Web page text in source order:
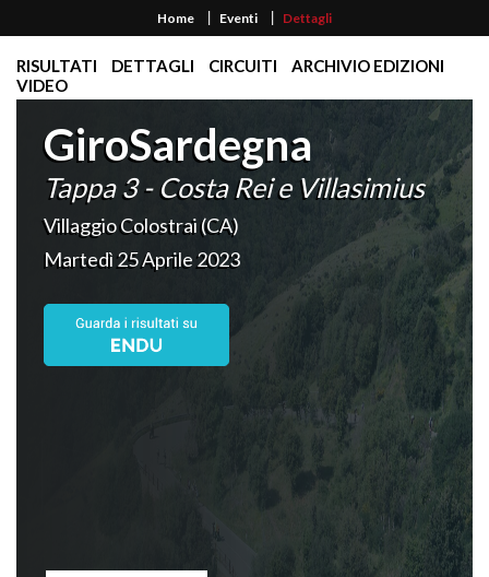
Home Eventi Dettagli
RISULTATI DETTAGLI CIRCUITI
ARCHIVIO EDIZIONI
VIDEO
GiroSardegna
Tappa 3 - Costa Rei e Villasimius
Villaggio Colostrai (CA)
Martedì 25 Aprile 2023